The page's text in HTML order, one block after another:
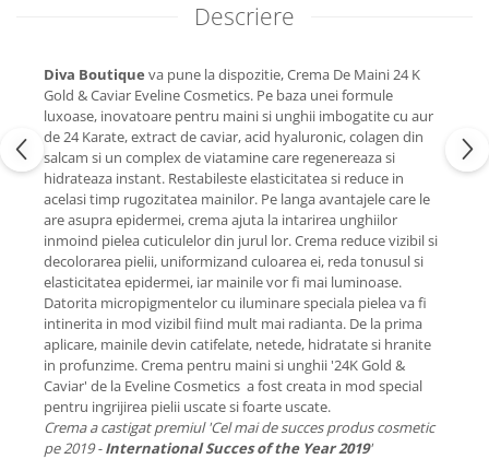
Descriere
Diva Boutique va pune la dispozitie, Crema De Maini 24 K
Gold & Caviar Eveline Cosmetics. Pe baza unei formule
luxoase, inovatoare pentru maini si unghii imbogatite cu aur
de 24 Karate, extract de caviar, acid hyaluronic, colagen din
salcam si un complex de viatamine care regenereaza si
hidrateaza instant. Restabileste elasticitatea si reduce in
acelasi timp rugozitatea mainilor. Pe langa avantajele care le
are asupra epidermei, crema ajuta la intarirea unghiilor
inmoind pielea cuticulelor din jurul lor. Crema reduce vizibil si
decolorarea pielii, uniformizand culoarea ei, reda tonusul si
elasticitatea epidermei, iar mainile vor fi mai luminoase.
Datorita micropigmentelor cu iluminare speciala pielea va fi
intinerita in mod vizibil fiind mult mai radianta. De la prima
aplicare, mainile devin catifelate, netede, hidratate si hranite
in profunzime. Crema pentru maini si unghii '24K Gold &
Caviar' de la Eveline Cosmetics a fost creata in mod special
pentru ingrijirea pielii uscate si foarte uscate.
Crema a castigat premiul 'Cel mai de succes produs cosmetic
pe 2019 -International Succes of the Year 2019'